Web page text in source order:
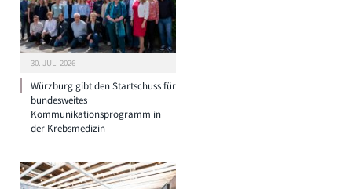
30. JULI 2026
Würzburg gibt den Startschuss für
bundesweites
Kommunikationsprogramm in
der Krebsmedizin